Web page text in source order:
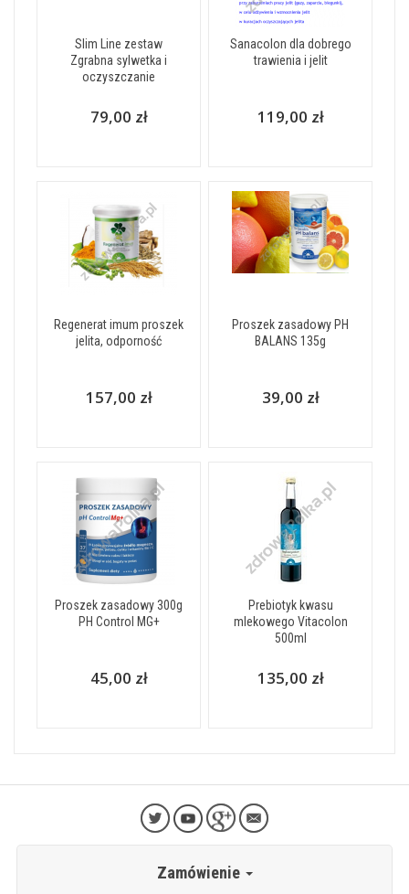
Slim Line zestaw
Zgrabna sylwetka i
oczyszczanie
79,00 zł
Sanacolon dla dobrego
trawienia i jelit
119,00 zł
Regenerat imum proszek
jelita, odporność
157,00 zł
Proszek zasadowy PH
BALANS 135g
39,00 zł
Proszek zasadowy 300g
PH Control MG+
45,00 zł
Prebiotyk kwasu
mlekowego Vitacolon
500ml
135,00 zł
Zamówienie